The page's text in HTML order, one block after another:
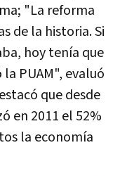
"La reforma
de la historia. Si
hoy tenía que
PUAM", evaluó
que desde
en 2011 el 52%
la economía